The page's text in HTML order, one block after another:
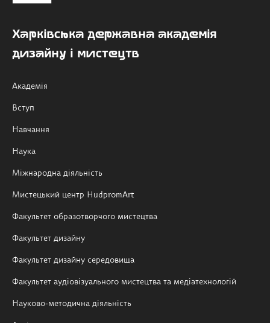
Харківська державна академія
дизайну і мистецтв
Академія
Вступ
Навчання
Наука
Міжнародна діяльність
Мистецький центр HudpromArt
Факультет образотворчого мистецтва
Факультет дизайну
Факультет дизайну середовища
Факультет аудіовізуального мистецтва та медіатехнологій
Науково-методична діяльність